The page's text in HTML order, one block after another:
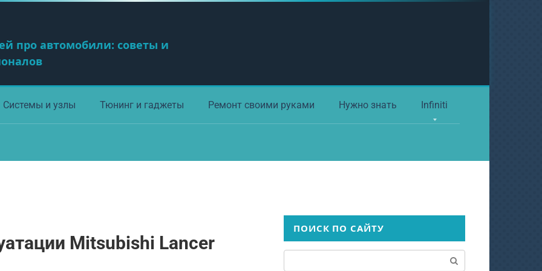
про автомобили: советы и
Системы и узлы Тюнинг и гаджеты Ремонт своими руками Нужно знать Infiniti
Mitsubishi Lancer
ПОИСК ПО САЙТУ